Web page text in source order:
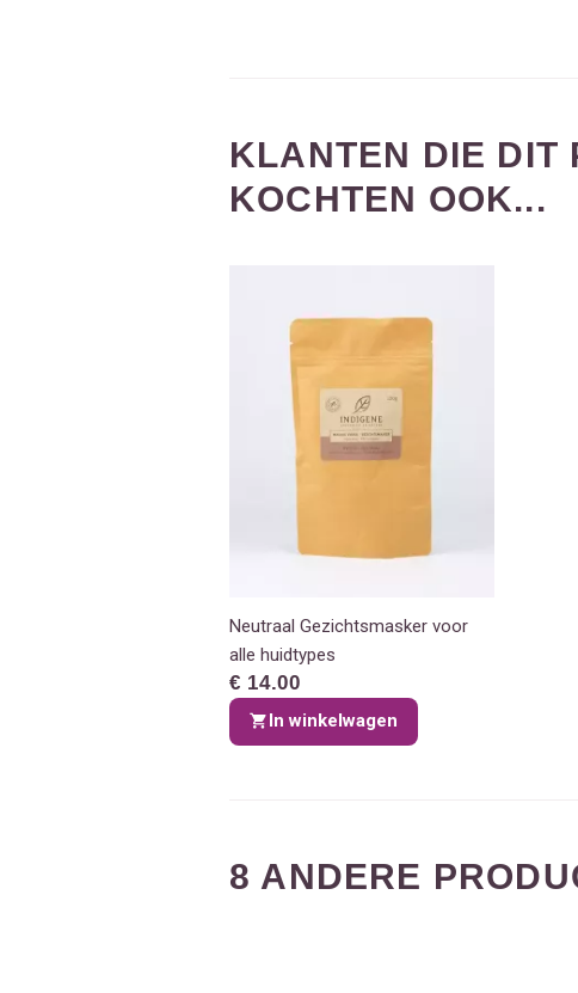
KLANTEN DIE DIT
KOCHTEN OOK...
Neutraal Gezichtsmasker voor
alle huidtypes
€ 14.00
In winkelwagen
8 ANDERE